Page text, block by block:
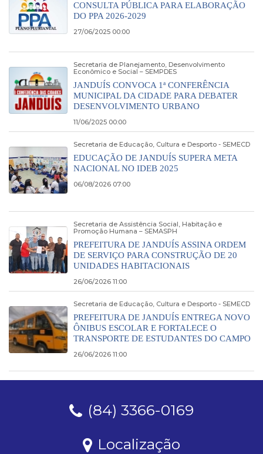
CONSULTA PÚBLICA PARA ELABORAÇÃO
DO PPA 2026-2029
27/06/2025 00:00
Secretaria de Planejamento, Desenvolvimento
Econômico e Social – SEMPDES
JANDUÍS CONVOCA 1ª CONFERÊNCIA
MUNICIPAL DA CIDADE PARA DEBATER
DESENVOLVIMENTO URBANO
11/06/2025 00:00
Secretaria de Educação, Cultura e Desporto - SEMECD
EDUCAÇÃO DE JANDUÍS SUPERA META
NACIONAL NO IDEB 2025
06/08/2026 07:00
Secretaria de Assistência Social, Habitação e
Promoção Humana – SEMASPH
PREFEITURA DE JANDUÍS ASSINA ORDEM
DE SERVIÇO PARA CONSTRUÇÃO DE 20
UNIDADES HABITACIONAIS
26/06/2026 11:00
Secretaria de Educação, Cultura e Desporto - SEMECD
PREFEITURA DE JANDUÍS ENTREGA NOVO
ÔNIBUS ESCOLAR E FORTALECE O
TRANSPORTE DE ESTUDANTES DO CAMPO
26/06/2026 11:00
(84) 3366-0169
Localização